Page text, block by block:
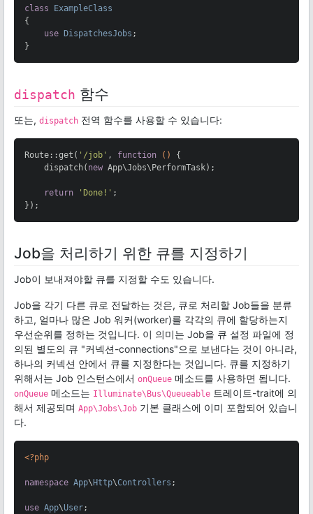
class
ExampleClass
{
use DispatchesJobs ;
}
dispatch 함수
또는, dispatch 전역 함수를 사용할 수 있습니다:
Route::get( '/job' , function ()
{
    dispatch(
new App\Jobs\PerformTask);
return 'Done!' ;
});
Job을 처리하기 위한 큐를 지정하기
Job이 보내져야할 큐를 지정할 수도 있습니다.
Job을 각기 다른 큐로 전달하는 것은, 큐로 처리할 Job들을 분류
하고, 얼마나 많은 Job 워커(worker)를 각각의 큐에 할당하는지
우선순위를 정하는 것입니다. 이 의미는 Job을 큐 설정 파일에 정
의된 별도의 큐 "커넥션-connections"으로 보낸다는 것이 아니라,
하나의 커넥션 안에서 큐를 지정한다는 것입니다. 큐를 지정하기
위해서는 Job 인스턴스에서 onQueue 메소드를 사용하면 됩니다.
onQueue 메소드는 Illuminate\Bus\Queueable 트레이트-trait에 의
해서 제공되며 App\Jobs\Job 기본 클래스에 이미 포함되어 있습니
다.
<?php
namespace App\ Http\Controllers ;
use App\User